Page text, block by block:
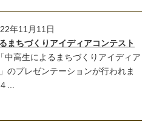
年11月11日
まちづくりアイディアコンテスト
中高生によるまちづくりアイディア
のプレゼンテーションが行われま
...